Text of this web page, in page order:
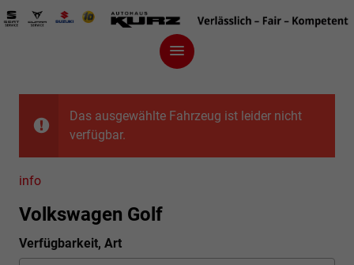
Das ausgewählte Fahrzeug ist leider nicht
verfügbar.
info
Volkswagen Golf
Verfügbarkeit, Art